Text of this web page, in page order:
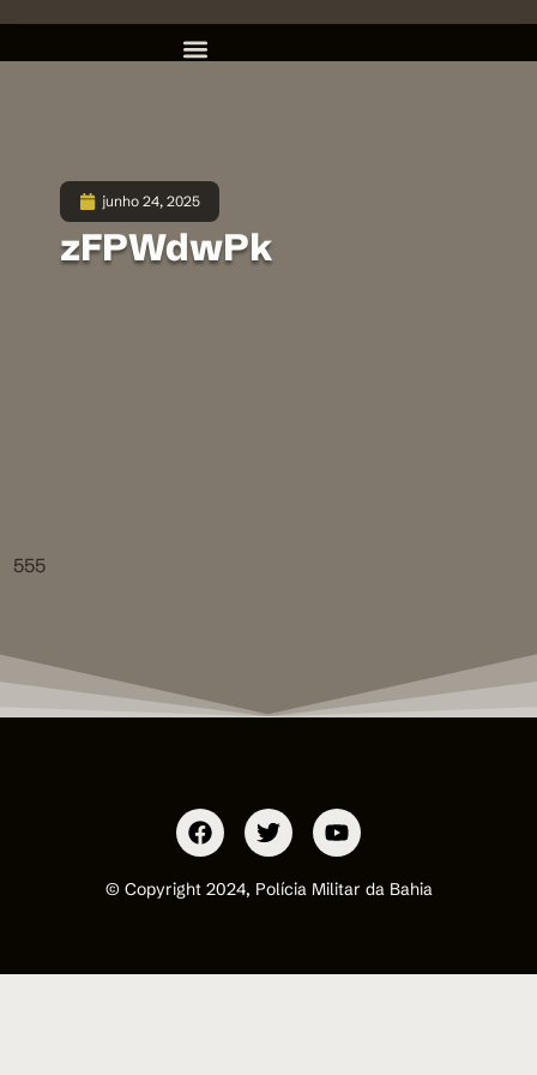
junho 24, 2025
zFPWdwPk
555
© Copyright 2024, Polícia Militar da Bahia